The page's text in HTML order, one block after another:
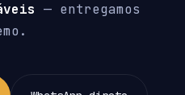
— entregamos